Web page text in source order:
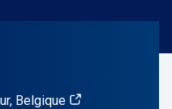
Belgique